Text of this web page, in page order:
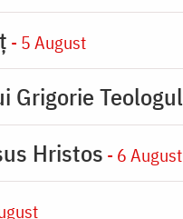
- 5 August
Grigorie Teologul
Hristos - 6 August